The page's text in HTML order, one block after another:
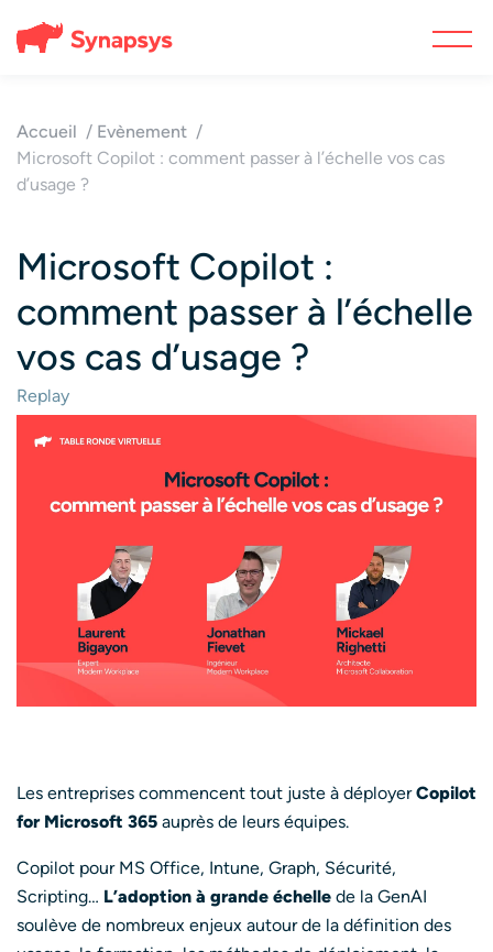
Accueil
Evènement
Microsoft Copilot : comment passer à l’échelle vos cas
d’usage ?
Microsoft Copilot :
comment passer à l’échelle
vos cas d’usage ?
Replay
Les entreprises commencent tout juste à déployerCopilot
for Microsoft 365 auprès de leurs équipes.
Copilot pour MS Office, Intune, Graph, Sécurité,
Scripting… L’adoption à grande échelle de la GenAI
soulève de nombreux enjeux autour de la définition des